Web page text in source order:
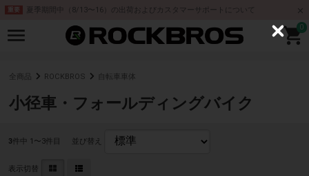
重要
夏季期間中（8/13〜16）の出荷およびカスタマーサポートについて
0
全商品 ROCKBROS 自転車車体
小径車・フォールディングバイク
3件中 1〜3件目 並び替え
表示切替
C